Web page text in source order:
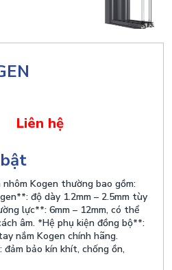
Liên hệ
Kogen thường bao gồm:
độ dày 1.2mm – 2.5mm tùy
lực**: 6mm – 12mm, có thể
âm. *Hệ phụ kiện đồng bộ**:
nắm Kogen chính hãng.
đảm bảo kín khít, chống ồn,